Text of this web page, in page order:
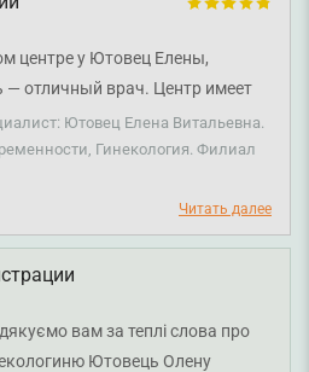
центре у Ютовец Елены,
— отличный врач. Центр имеет
сдавала у них все анализы, а
Ни разу не было
и быстро.
Ютовец Елена Витальевна.
Гинекология. Филиал
Читать далее
вам за теплі слова про
Ютовець Олену